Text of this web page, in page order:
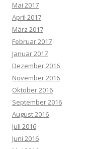
Mai 2017
April 2017
März 2017
Februar 2017
Januar 2017
Dezember 2016
November 2016
Oktober 2016
September 2016
August 2016
Juli 2016
Juni 2016